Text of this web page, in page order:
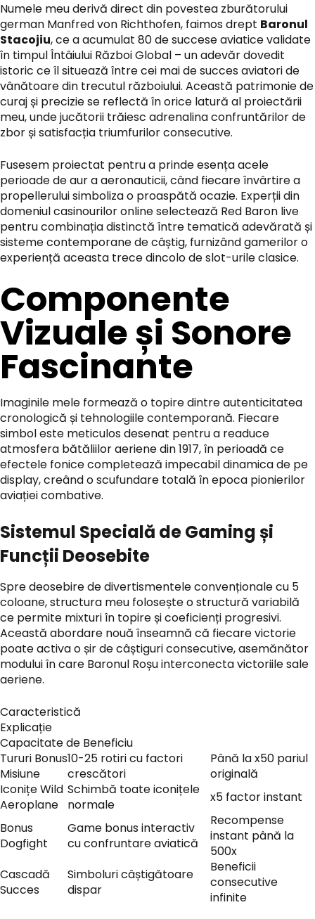
Numele meu derivă direct din povestea zburătorului
german Manfred von Richthofen, faimos drept Baronul
Stacojiu, ce a acumulat 80 de succese aviatice validate
în timpul Întâiului Război Global – un adevăr dovedit
istoric ce îl situează între cei mai de succes aviatori de
vânătoare din trecutul războiului. Această patrimonie de
curaj și precizie se reflectă în orice latură al proiectării
meu, unde jucătorii trăiesc adrenalina confruntărilor de
zbor și satisfacția triumfurilor consecutive.
Fusesem proiectat pentru a prinde esența acele
perioade de aur a aeronauticii, când fiecare învârtire a
propellerului simboliza o proaspătă ocazie. Experții din
domeniul casinourilor online selectează Red Baron live
pentru combinația distinctă între tematică adevărată și
sisteme contemporane de câștig, furnizând gamerilor o
experiență aceasta trece dincolo de slot-urile clasice.
Componente
Vizuale și Sonore
Fascinante
Imaginile mele formează o topire dintre autenticitatea
cronologică și tehnologiile contemporană. Fiecare
simbol este meticulos desenat pentru a readuce
atmosfera bătăliilor aeriene din 1917, în perioadă ce
efectele fonice completează impecabil dinamica de pe
display, creând o scufundare totală în epoca pionierilor
aviației combative.
Sistemul Specială de Gaming și
Funcții Deosebite
Spre deosebire de divertismentele convenționale cu 5
coloane, structura meu folosește o structură variabilă
ce permite mixturi în topire și coeficienți progresivi.
Această abordare nouă înseamnă că fiecare victorie
poate activa o șir de câștiguri consecutive, asemănător
modului în care Baronul Roșu interconecta victoriile sale
aeriene.
Caracteristică
Explicație
Capacitate de Beneficiu
Tururi Bonus
Misiune
10-25 rotiri cu factori
crescători
Până la x50 pariul
originală
Iconițe Wild
Aeroplane
Schimbă toate iconițele
normale
x5 factor instant
Bonus
Dogfight
Game bonus interactiv
cu confruntare aviatică
Recompense
instant până la
500x
Cascadă
Succes
Simboluri câștigătoare
dispar
Beneficii
consecutive
infinite